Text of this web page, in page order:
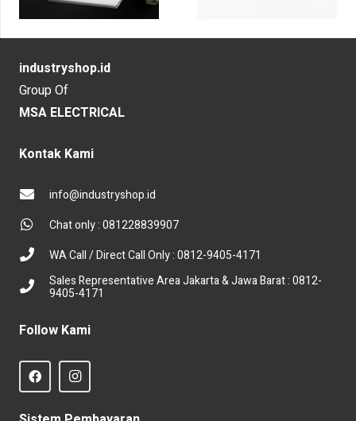
industryshop.id
Group Of
MSA ELECTRICAL
Kontak Kami
info@industryshop.id
Chat only : 081228839907
WA Call / Direct Call Only : 0812-9405-4171
Sales Representative Area Jakarta & Jawa Barat : 0812-
9405-4171
Follow Kami